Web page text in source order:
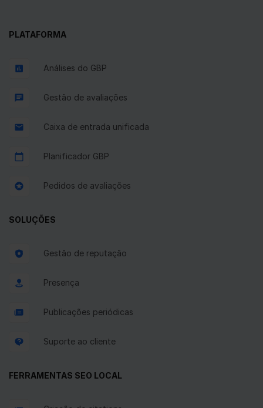
PLATAFORMA
Análises do GBP
Gestão de avaliações
Caixa de entrada unificada
Planificador GBP
Pedidos de avaliações
SOLUÇÕES
Gestão de reputação
Presença
Publicações periódicas
Suporte ao cliente
FERRAMENTAS SEO LOCAL